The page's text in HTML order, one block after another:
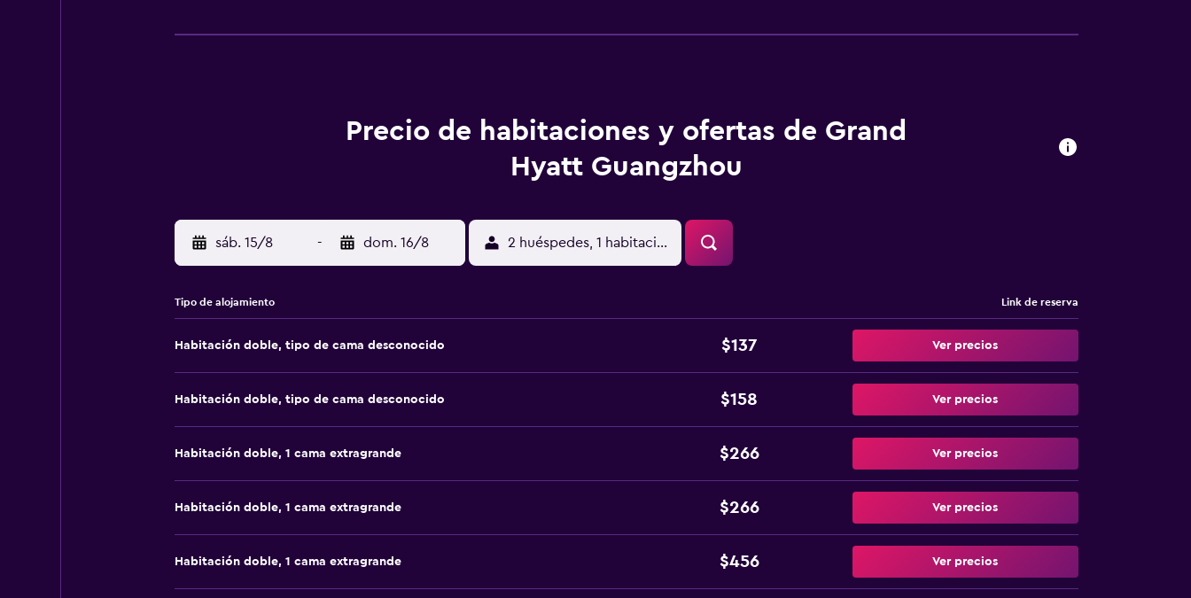
Precio de habitaciones y ofertas de Grand
Hyatt Guangzhou
sáb. 15/8 - dom. 16/8 2 huéspedes, 1 habitación
Tipo de alojamiento Link de reserva
Habitación doble, tipo de cama desconocido $137 Ver precios
Habitación doble, tipo de cama desconocido $158 Ver precios
Habitación doble, 1 cama extragrande $266 Ver precios
Habitación doble, 1 cama extragrande $266 Ver precios
Habitación doble, 1 cama extragrande $456 Ver precios